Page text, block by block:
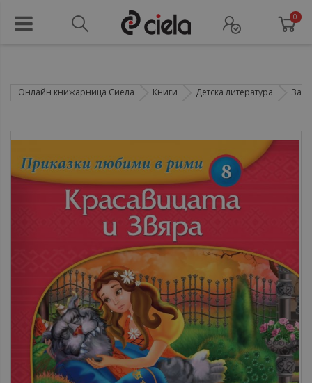
0
Онлайн книжарница Сиела Книги Детска литература За